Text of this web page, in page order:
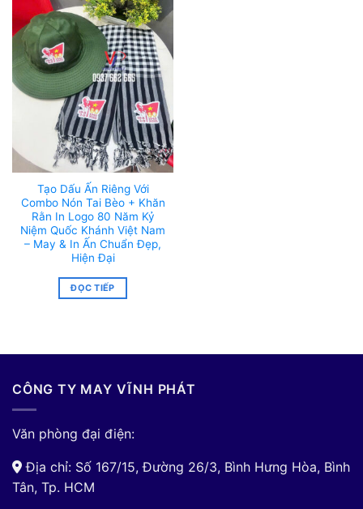
Tạo Dấu Ấn Riêng Với
Combo Nón Tai Bèo + Khăn
Rằn In Logo 80 Năm Kỷ
Niệm Quốc Khánh Việt Nam
– May & In Ấn Chuẩn Đẹp,
Hiện Đại
ĐỌC TIẾP
CÔNG TY MAY VĨNH PHÁT
Văn phòng đại điện:
Địa chỉ: Số 167/15, Đường 26/3, Bình Hưng Hòa, Bình
Tân, Tp. HCM